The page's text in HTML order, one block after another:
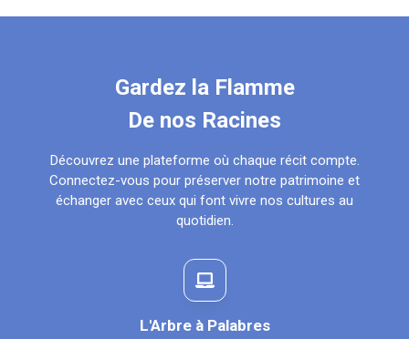
Gardez la Flamme
De nos Racines
Découvrez une plateforme où chaque récit compte.
Connectez-vous pour préserver notre patrimoine et
échanger avec ceux qui font vivre nos cultures au
quotidien.
L'Arbre à Palabres